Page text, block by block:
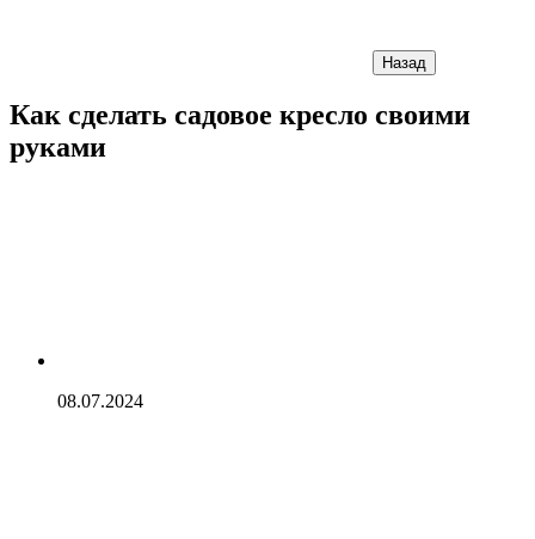
Назад
Как сделать садовое кресло своими
руками
08.07.2024